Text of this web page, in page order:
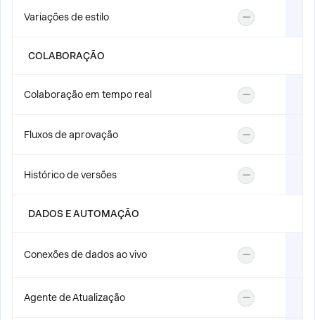
Variações de estilo —
COLABORAÇÃO
Colaboração em tempo real —
Fluxos de aprovação —
Histórico de versões —
DADOS E AUTOMAÇÃO
Conexões de dados ao vivo —
Agente de Atualização —